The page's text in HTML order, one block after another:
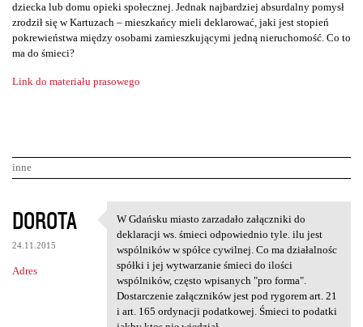
dziecka lub domu opieki społecznej. Jednak najbardziej absurdalny pomysł
zrodził się w Kartuzach – mieszkańcy mieli deklarować, jaki jest stopień
pokrewieństwa między osobami zamieszkującymi jedną nieruchomość. Co to
ma do śmieci?
Link do materiału prasowego
inne
K
o
m
e
DOROTA
24.11.2015
Adres
W Gdańsku miasto zarzadało
W Gdańsku miasto zarzadało załączniki do
deklaracji ws. śmieci odpowiednio tyle. ilu jest
wspólników w spółce cywilnej. Co ma działalnośc
spółki i jej wytwarzanie śmieci do ilości
wspólników, często wpisanych "pro forma".
Dostarczenie załączników jest pod rygorem art. 21
i art. 165 ordynacji podatkowej. Śmieci to podatki